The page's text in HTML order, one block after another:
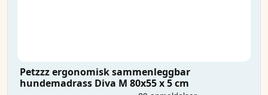
Petzzz ergonomisk sammenleggbar
hundemadrass Diva M 80x55 x 5 cm